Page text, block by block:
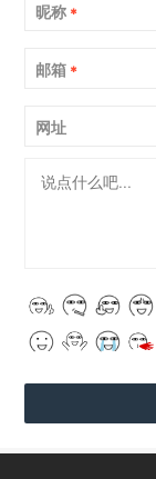
昵称 *
邮箱 *
网址